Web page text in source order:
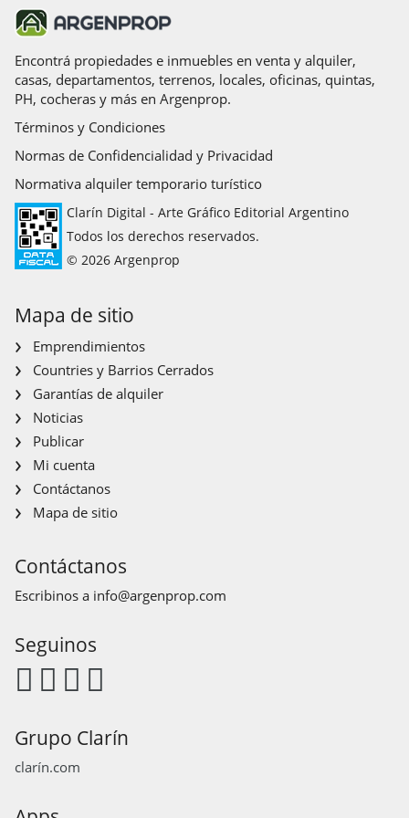
Pinamar, Costa Atlántica
Rosario, Santa Fé
Córdoba Capital, Córdoba
Escobar, Zona Norte
Olivos, Zona Norte
Pilar, Zona Norte
San Isidro, Zona Norte
Tigre, Zona Norte
Vicente Lopez, Zona Norte
Ituzaingo, Zona Oeste
La Matanza, Zona Oeste
Moron, Zona Oeste
Lanus, Zona Sur
Lomas de Zamora, Zona Sur
Encontrá propiedades e inmuebles en venta y alquiler,
casas, departamentos, terrenos, locales, oficinas, quintas,
PH, cocheras y más en Argenprop.
Términos y Condiciones
Normas de Confidencialidad y Privacidad
Normativa alquiler temporario turístico
Clarín Digital - Arte Gráfico Editorial Argentino
Todos los derechos reservados.
© 2026 Argenprop
Mapa de sitio
Emprendimientos
Countries y Barrios Cerrados
Garantías de alquiler
Noticias
Publicar
Mi cuenta
Contáctanos
Mapa de sitio
Contáctanos
Escribinos a info@argenprop.com
Seguinos
Grupo Clarín
clarín.com